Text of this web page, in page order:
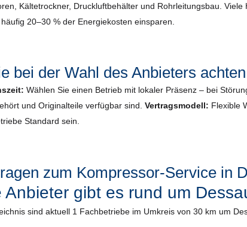
Kältetrockner, Druckluftbehälter und Rohrleitungsbau. Viele
20–30 % der Energiekosten einsparen.
bei der Wahl des Anbieters
Wählen Sie einen Betrieb mit lokaler Präsenz – bei
und Originalteile verfügbar sind. Vertragsmodell: Flexible
Standard sein.
zum Kompressor-Service in
Anbieter gibt es rund um
sind aktuell 1 Fachbetriebe im Umkreis von 30 km um